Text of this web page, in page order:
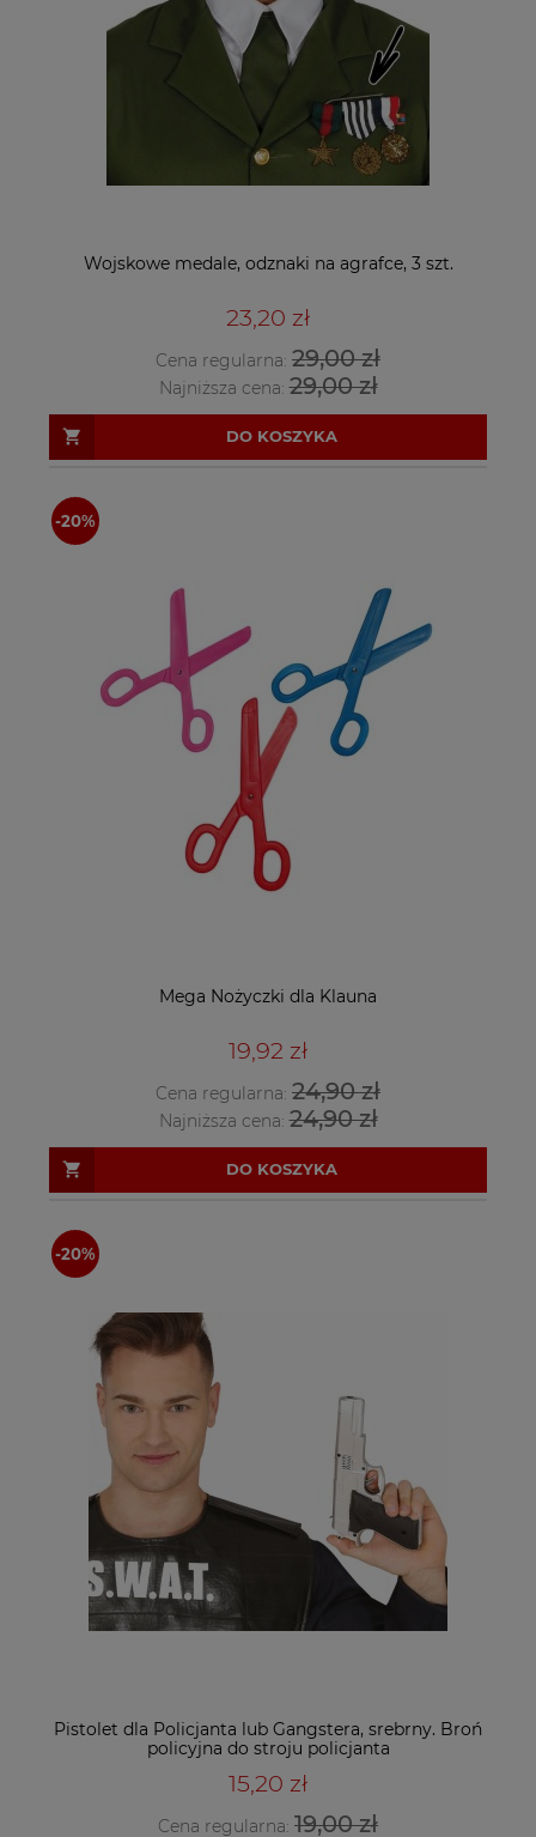
Wojskowe medale, odznaki na agrafce, 3 szt.
23,20 zł
Cena regularna: 29,00 zł
Najniższa cena:29,00 zł
DO KOSZYKA
Mega Nożyczki dla Klauna
19,92 zł
Cena regularna: 24,90 zł
Najniższa cena:24,90 zł
DO KOSZYKA
Pistolet dla Policjanta lub Gangstera, srebrny. Broń
policyjna do stroju policjanta
15,20 zł
Cena regularna: 19,00 zł